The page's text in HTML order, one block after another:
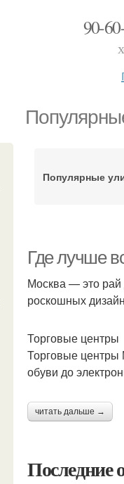
90-
Популярные
Где лучше
Москва — это рай
роскошных
Торговые центры
Торговые центры
обуви до
читать дальше →
Последние